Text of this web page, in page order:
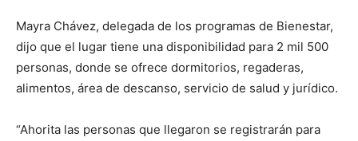
Mayra Chávez, delegada de los programas de Bienestar,
dijo que el lugar tiene una disponibilidad para 2 mil 500
personas, donde se ofrece dormitorios, regaderas,
alimentos, área de descanso, servicio de salud y jurídico.
“Ahorita las personas que llegaron se registrarán para